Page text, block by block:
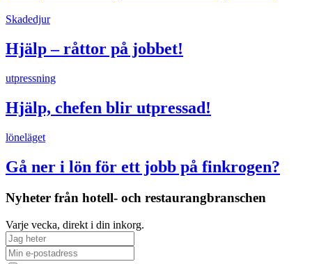
Skadedjur
Hjälp – råttor på jobbet!
utpressning
Hjälp, chefen blir utpressad!
löneläget
Gå ner i lön för ett jobb på finkrogen?
Nyheter från hotell- och restaurangbranschen
Varje vecka, direkt i din inkorg.